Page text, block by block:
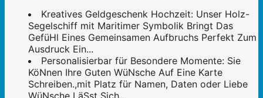
Kreatives Geldgeschenk Hochzeit: Unser Holz-
Segelschiff mit Maritimer Symbolik Bringt Das
GefüHl Eines Gemeinsamen Aufbruchs Perfekt Zum
Ausdruck Ein...
Personalisierbar für Besondere Momente: Sie
KöNnen Ihre Guten WüNsche Auf Eine Karte
Schreiben.,mit Platz für Namen, Daten oder Liebe